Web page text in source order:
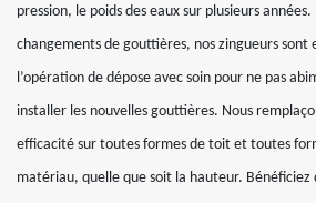
pression, le poids des eaux sur plusieurs
changements de gouttières, nos zingueurs sont
l’opération de dépose avec soin pour ne pas
installer les nouvelles gouttières. Nous
efficacité sur toutes formes de toit et toutes
matériau, quelle que soit la hauteur. Bénéficiez